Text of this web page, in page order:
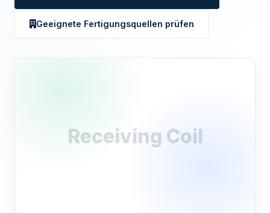
Geeignete Fertigungsquellen prüfen
Receiving Coil